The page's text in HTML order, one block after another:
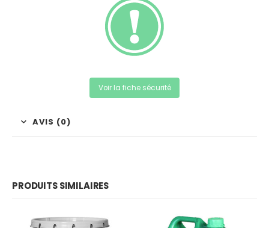
Voir la fiche sécurité
AVIS (0)
PRODUITS SIMILAIRES